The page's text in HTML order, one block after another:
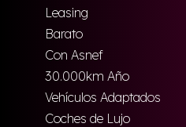
Leasing
Barato
Con Asnef
30.000km Año
Vehículos Adaptados
Coches de Lujo